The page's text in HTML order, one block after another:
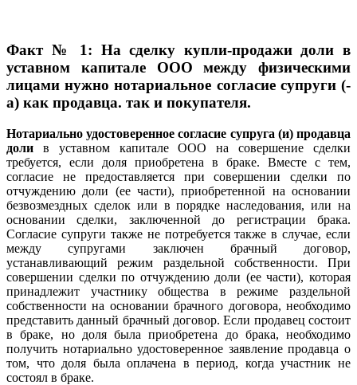
Факт № 1: На сделку купли-продажи доли в
уставном капитале ООО между физическими
лицами нужно нотариальное согласие супруги (-
а) как продавца. так и покупателя.
Нотариально удостоверенное согласие супруга (и) продавца
доли в уставном капитале ООО на совершение сделки
требуется, если доля приобретена в браке. Вместе с тем,
согласие не предоставляется при совершении сделки по
отчуждению доли (ее части), приобретенной на основании
безвозмездных сделок или в порядке наследования, или на
основании сделки, заключенной до регистрации брака.
Согласие супруги также не потребуется также в случае, если
между супругами заключен брачный договор,
устанавливающий режим раздельной собственности. При
совершении сделки по отчуждению доли (ее части), которая
принадлежит участнику общества в режиме раздельной
собственности на основании брачного договора, необходимо
представить данный брачный договор. Если продавец состоит
в браке, но доля была приобретена до брака, необходимо
получить нотариально удостоверенное заявление продавца о
том, что доля была оплачена в период, когда участник не
состоял в браке.